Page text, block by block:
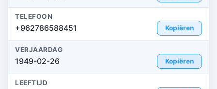
TELEFOON
+962786588451 Kopiëren
VERJAARDAG
1949-02-26 Kopiëren
LEEFTIJD